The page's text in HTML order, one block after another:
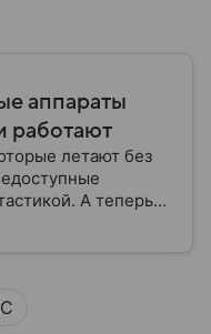
аппараты
работают
летают без
А теперь
главное о